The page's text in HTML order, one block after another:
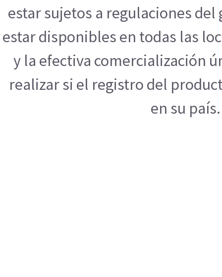
estar sujetos a regulaciones
estar disponibles en todas las
y la efectiva comercialización
realizar si el registro del
en su país.